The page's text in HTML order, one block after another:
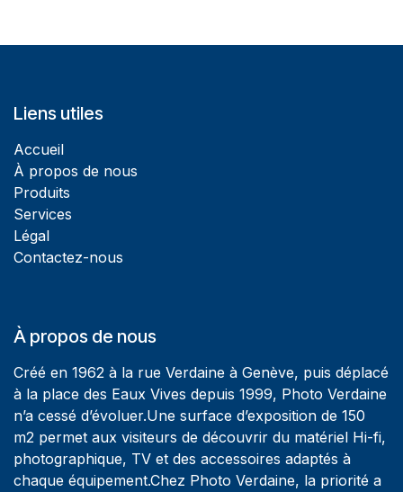
Liens utiles
Accueil
À propos de nous
Produits
Services
Légal
Contactez-nous
À propos de nous
Créé en 1962 à la rue Verdaine à Genève, puis déplacé
à la place des Eaux Vives depuis 1999, Photo Verdaine
n’a cessé d’évoluer.Une surface d’exposition de 150
m2 permet aux visiteurs de découvrir du matériel Hi-fi,
photographique, TV et des accessoires adaptés à
chaque équipement.Chez Photo Verdaine, la priorité a